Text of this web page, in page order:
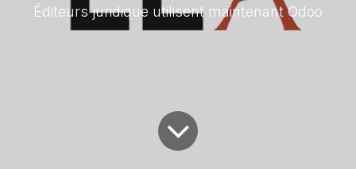
Éditeurs juridique utilisent maintenant Odoo